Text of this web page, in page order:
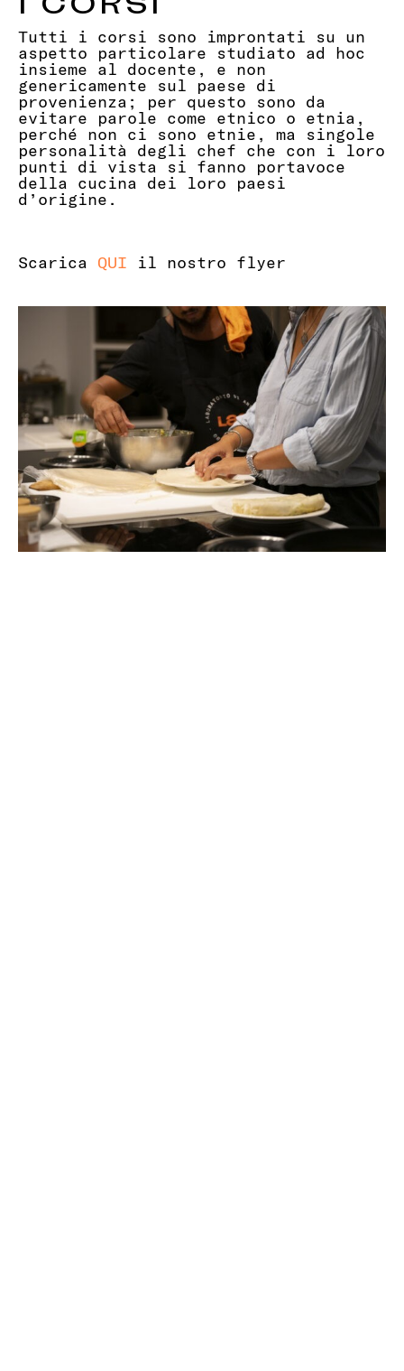
Tutti i corsi sono improntati su un
aspetto particolare studiato ad hoc
insieme al docente, e non
genericamente sul paese di
provenienza; per questo sono da
evitare parole come etnico o etnia,
perché non ci sono etnie, ma singole
personalità degli chef che con i loro
punti di vista si fanno portavoce
della cucina dei loro paesi
d’origine.
Scarica QUI il nostro flyer